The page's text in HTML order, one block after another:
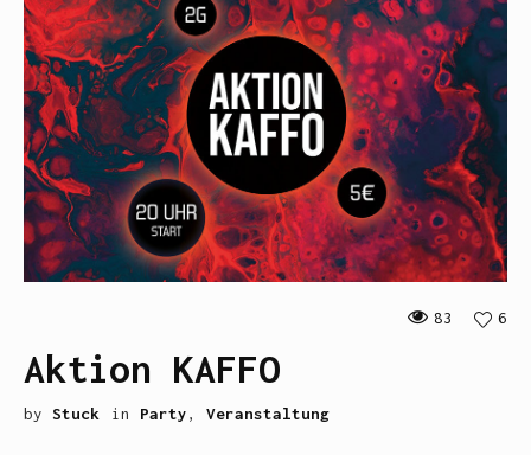
83 6
Aktion KAFFO
by Stuck in Party, Veranstaltung